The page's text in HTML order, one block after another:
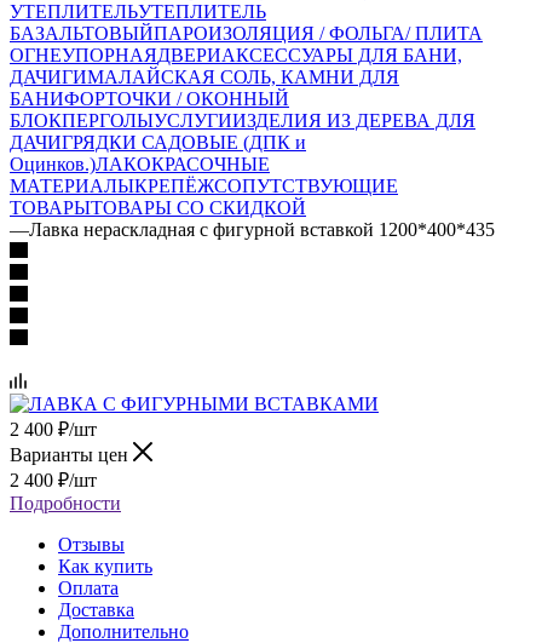
УТЕПЛИТЕЛЬУТЕПЛИТЕЛЬ
БАЗАЛЬТОВЫЙПАРОИЗОЛЯЦИЯ / ФОЛЬГА/ ПЛИТА
ОГНЕУПОРНАЯДВЕРИАКСЕССУАРЫ ДЛЯ БАНИ,
ДАЧИГИМАЛАЙСКАЯ СОЛЬ, КАМНИ ДЛЯ
БАНИФОРТОЧКИ / ОКОННЫЙ
БЛОКПЕРГОЛЫУСЛУГИИЗДЕЛИЯ ИЗ ДЕРЕВА ДЛЯ
ДАЧИГРЯДКИ САДОВЫЕ (ДПК и
Оцинков.)ЛАКОКРАСОЧНЫЕ
МАТЕРИАЛЫКРЕПЁЖСОПУТСТВУЮЩИЕ
ТОВАРЫТОВАРЫ СО СКИДКОЙ
—Лавка нераскладная с фигурной вставкой 1200*400*435
2 400 ₽/шт
Варианты цен
2 400 ₽/шт
Подробности
Отзывы
Как купить
Оплата
Доставка
Дополнительно